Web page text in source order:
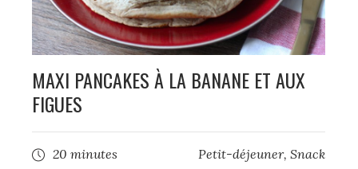
MAXI PANCAKES À LA BANANE ET AUX
FIGUES
20 minutes Petit-déjeuner, Snack